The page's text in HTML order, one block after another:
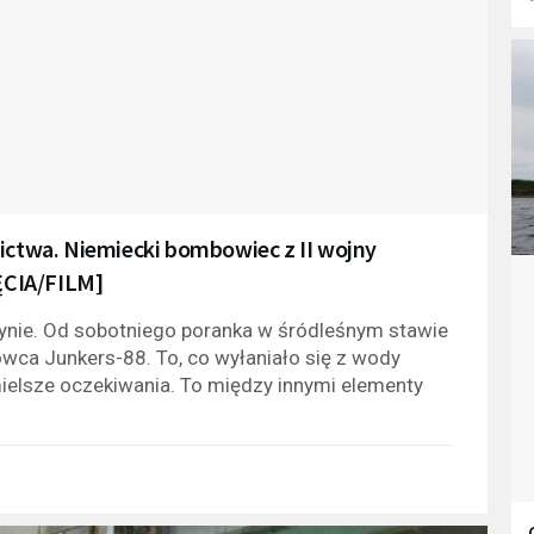
Niemiecki bombowiec z II wojny
FILM]
Od sobotniego poranka w śródleśnym stawie
Junkers-88. To, co wyłaniało się z wody
oczekiwania. To między innymi elementy